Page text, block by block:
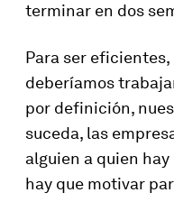
terminar en dos
Para ser
deberíamos
por definición,
suceda, las
alguien a quien
hay que motivar